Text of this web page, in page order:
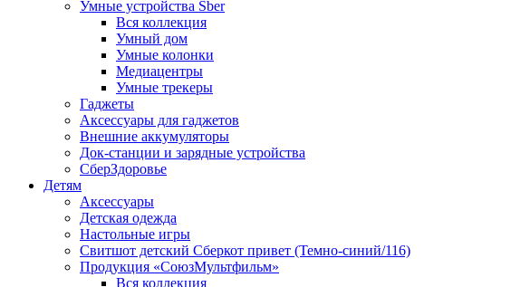
Умные устройства Sber
Вся коллекция
Умный дом
Умные колонки
Медиацентры
Умные трекеры
Гаджеты
Аксессуары для гаджетов
Внешние аккумуляторы
Док-станции и зарядные устройства
СберЗдоровье
Детям
Аксессуары
Детская одежда
Настольные игры
Свитшот детский Сберкот привет (Темно-синий/116)
Продукция «СоюзМультфильм»
Вся коллекция